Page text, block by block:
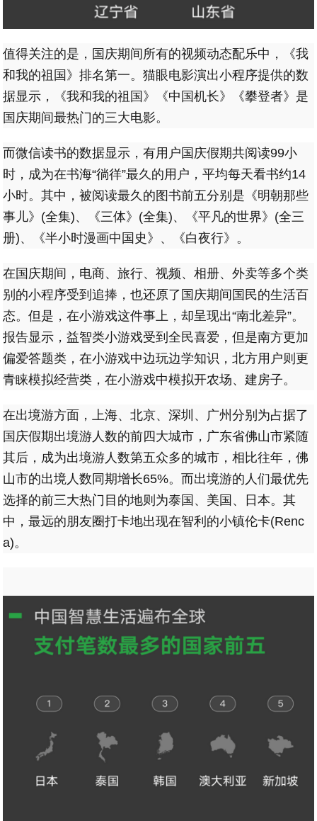
值得关注的是，国庆期间所有的视频动态配乐中，《我
和我的祖国》排名第一。猫眼电影演出小程序提供的数
据显示，《我和我的祖国》《中国机长》《攀登者》是
国庆期间最热门的三大电影。
而微信读书的数据显示，有用户国庆假期共阅读99小
时，成为在书海“徜徉”最久的用户，平均每天看书约14
小时。其中，被阅读最久的图书前五分别是《明朝那些
事儿》(全集)、《三体》(全集)、《平凡的世界》(全三
册)、《半小时漫画中国史》、《白夜行》。
在国庆期间，电商、旅行、视频、相册、外卖等多个类
别的小程序受到追捧，也还原了国庆期间国民的生活百
态。但是，在小游戏这件事上，却呈现出“南北差异”。
报告显示，益智类小游戏受到全民喜爱，但是南方更加
偏爱答题类，在小游戏中边玩边学知识，北方用户则更
青睐模拟经营类，在小游戏中模拟开农场、建房子。
在出境游方面，上海、北京、深圳、广州分别为占据了
国庆假期出境游人数的前四大城市，广东省佛山市紧随
其后，成为出境游人数第五众多的城市，相比往年，佛
山市的出境人数同期增长65%。而出境游的人们最优先
选择的前三大热门目的地则为泰国、美国、日本。其
中，最远的朋友圈打卡地出现在智利的小镇伦卡(Renc
a)。